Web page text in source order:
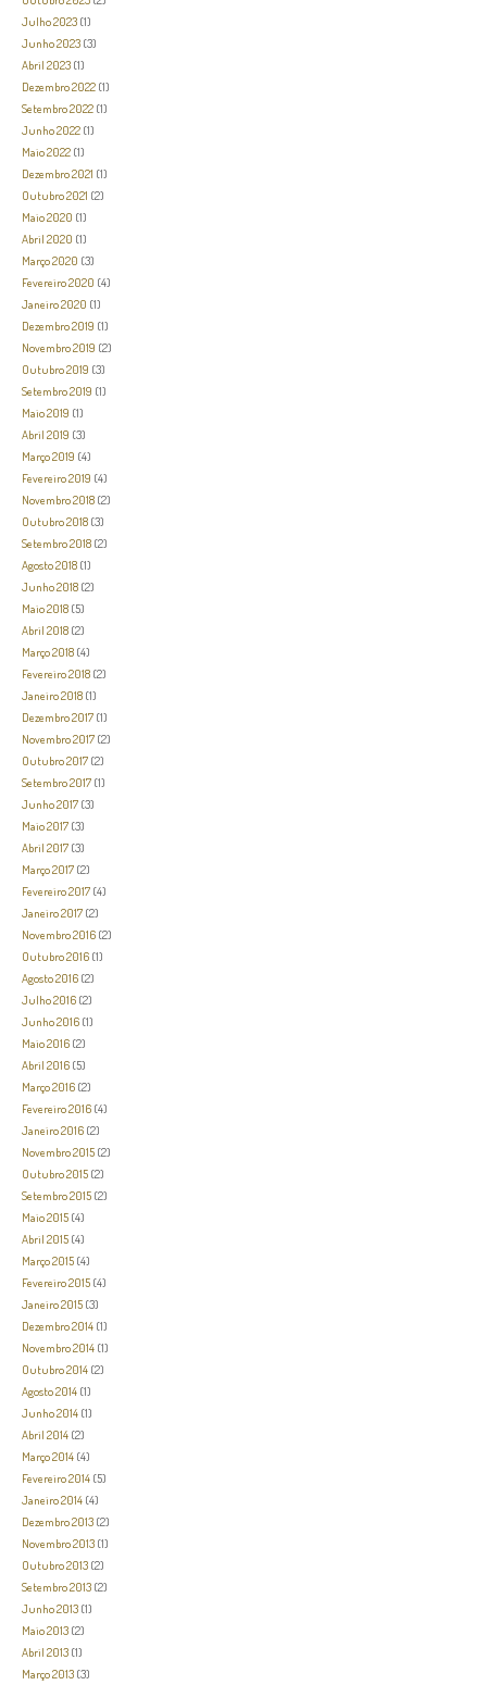
Julho 2023 (1)
Junho 2023 (3)
Abril 2023 (1)
Dezembro 2022 (1)
Setembro 2022 (1)
Junho 2022 (1)
Maio 2022 (1)
Dezembro 2021 (1)
Outubro 2021 (2)
Maio 2020 (1)
Abril 2020 (1)
Março 2020 (3)
Fevereiro 2020 (4)
Janeiro 2020 (1)
Dezembro 2019 (1)
Novembro 2019 (2)
Outubro 2019 (3)
Setembro 2019 (1)
Maio 2019 (1)
Abril 2019 (3)
Março 2019 (4)
Fevereiro 2019 (4)
Novembro 2018 (2)
Outubro 2018 (3)
Setembro 2018 (2)
Agosto 2018 (1)
Junho 2018 (2)
Maio 2018 (5)
Abril 2018 (2)
Março 2018 (4)
Fevereiro 2018 (2)
Janeiro 2018 (1)
Dezembro 2017 (1)
Novembro 2017 (2)
Outubro 2017 (2)
Setembro 2017 (1)
Junho 2017 (3)
Maio 2017 (3)
Abril 2017 (3)
Março 2017 (2)
Fevereiro 2017 (4)
Janeiro 2017 (2)
Novembro 2016 (2)
Outubro 2016 (1)
Agosto 2016 (2)
Julho 2016 (2)
Junho 2016 (1)
Maio 2016 (2)
Abril 2016 (5)
Março 2016 (2)
Fevereiro 2016 (4)
Janeiro 2016 (2)
Novembro 2015 (2)
Outubro 2015 (2)
Setembro 2015 (2)
Maio 2015 (4)
Abril 2015 (4)
Março 2015 (4)
Fevereiro 2015 (4)
Janeiro 2015 (3)
Dezembro 2014 (1)
Novembro 2014 (1)
Outubro 2014 (2)
Agosto 2014 (1)
Junho 2014 (1)
Abril 2014 (2)
Março 2014 (4)
Fevereiro 2014 (5)
Janeiro 2014 (4)
Dezembro 2013 (2)
Novembro 2013 (1)
Outubro 2013 (2)
Setembro 2013 (2)
Junho 2013 (1)
Maio 2013 (2)
Abril 2013 (1)
Março 2013 (3)